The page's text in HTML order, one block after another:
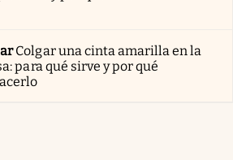
Colgar una cinta amarilla en la
para qué sirve y por qué